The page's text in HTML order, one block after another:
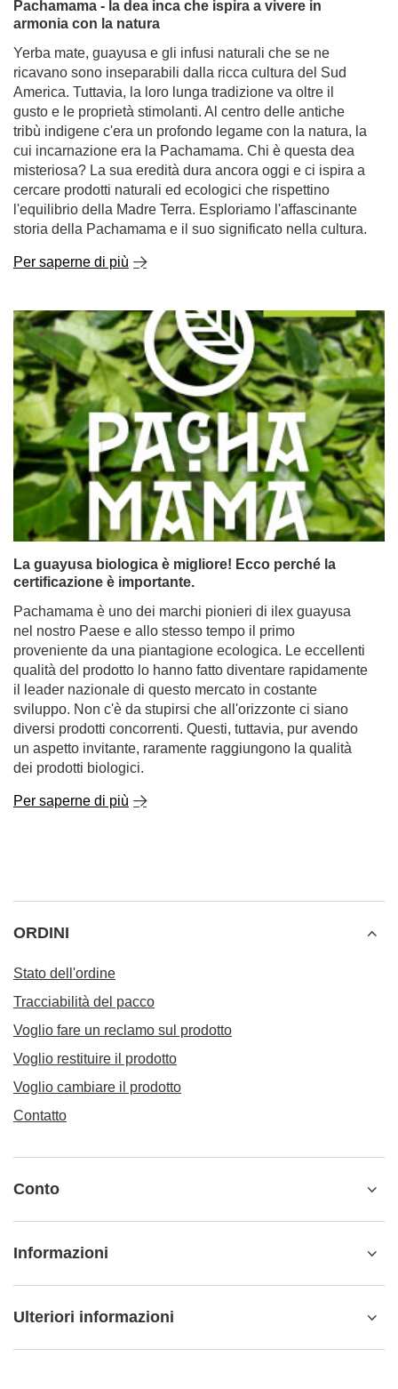
Pachamama - la dea inca che ispira a vivere in
armonia con la natura
Yerba mate, guayusa e gli infusi naturali che se ne
ricavano sono inseparabili dalla ricca cultura del Sud
America. Tuttavia, la loro lunga tradizione va oltre il
gusto e le proprietà stimolanti. Al centro delle antiche
tribù indigene c'era un profondo legame con la natura, la
cui incarnazione era la Pachamama. Chi è questa dea
misteriosa? La sua eredità dura ancora oggi e ci ispira a
cercare prodotti naturali ed ecologici che rispettino
l'equilibrio della Madre Terra. Esploriamo l'affascinante
storia della Pachamama e il suo significato nella cultura.
Per saperne di più
La guayusa biologica è migliore! Ecco perché la
certificazione è importante.
Pachamama è uno dei marchi pionieri di ilex guayusa
nel nostro Paese e allo stesso tempo il primo
proveniente da una piantagione ecologica. Le eccellenti
qualità del prodotto lo hanno fatto diventare rapidamente
il leader nazionale di questo mercato in costante
sviluppo. Non c'è da stupirsi che all'orizzonte ci siano
diversi prodotti concorrenti. Questi, tuttavia, pur avendo
un aspetto invitante, raramente raggiungono la qualità
dei prodotti biologici.
Per saperne di più
ORDINI
Stato dell'ordine
Tracciabilità del pacco
Voglio fare un reclamo sul prodotto
Voglio restituire il prodotto
Voglio cambiare il prodotto
Contatto
Conto
Informazioni
Ulteriori informazioni